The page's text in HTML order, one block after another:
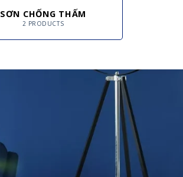
SƠN CHỐNG THẤM
2 PRODUCTS